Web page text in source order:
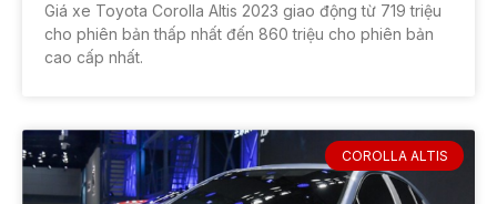
Giá xe Toyota Corolla Altis 2023 giao động từ 719 triệu
cho phiên bản thấp nhất đến 860 triệu cho phiên bản
cao cấp nhất.
COROLLA ALTIS